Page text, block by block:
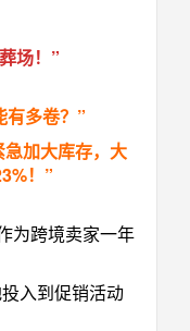
场！”
有多卷？”
加大库存，大
！”
为跨境卖家一年
入到促销活动